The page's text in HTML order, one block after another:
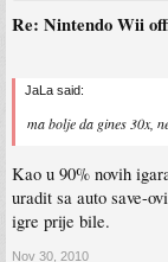
Re: Nintendo Wii
JaLa said:
ma bolje da gines 30x,
Kao u 90% novih
uradit sa auto save-
igre prije bile.
Nov 30, 2010